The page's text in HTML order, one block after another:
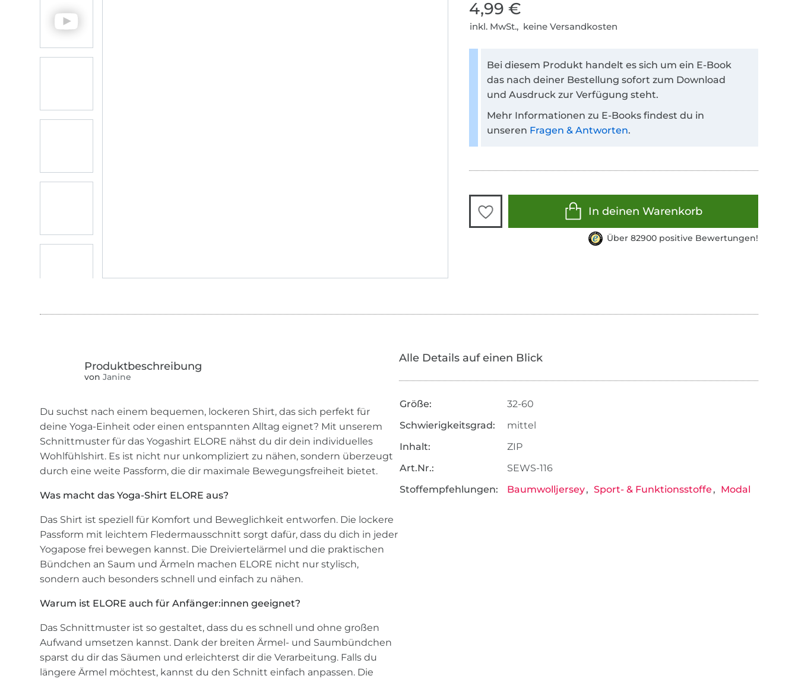
4,99 €
inkl. MwSt., keine Versandkosten
Bei diesem Produkt handelt es sich um ein E-Book
das nach deiner Bestellung sofort zum Download
und Ausdruck zur Verfügung steht.
Mehr Informationen zu E-Books findest du in
unseren Fragen & Antworten.
In deinen Warenkorb
Über 82900 positive Bewertungen!
von Janine
Du suchst nach einem bequemen, lockeren Shirt, das sich perfekt für
deine Yoga-Einheit oder einen entspannten Alltag eignet? Mit unserem
Schnittmuster für das Yogashirt ELORE nähst du dir dein individuelles
Wohlfühlshirt. Es ist nicht nur unkompliziert zu nähen, sondern überzeugt
durch eine weite Passform, die dir maximale Bewegungsfreiheit bietet.
Was macht das Yoga-Shirt ELORE aus?
Das Shirt ist speziell für Komfort und Beweglichkeit entworfen. Die lockere
Passform mit leichtem Fledermausschnitt sorgt dafür, dass du dich in jeder
Yogapose frei bewegen kannst. Die Dreiviertelärmel und die praktischen
Bündchen an Saum und Ärmeln machen ELORE nicht nur stylisch,
sondern auch besonders schnell und einfach zu nähen.
Warum ist ELORE auch für Anfänger:innen geeignet?
Das Schnittmuster ist so gestaltet, dass du es schnell und ohne großen
Aufwand umsetzen kannst. Dank der breiten Ärmel- und Saumbündchen
sparst du dir das Säumen und erleichterst dir die Verarbeitung. Falls du
längere Ärmel möchtest, kannst du den Schnitt einfach anpassen. Die
Alle Details auf einen Blick
Größe:
32-60
Schwierigkeitsgrad:
mittel
Inhalt:
ZIP
Art.Nr.:
SEWS-116
Stoffempfehlungen:
Baumwolljersey Sport- & Funktionsstoffe Modal